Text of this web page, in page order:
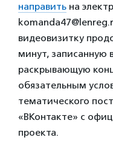
направить на
видеовизитку
минут, записанную
раскрывающую
обязательным
тематического
«ВКонтакте» с
проекта.